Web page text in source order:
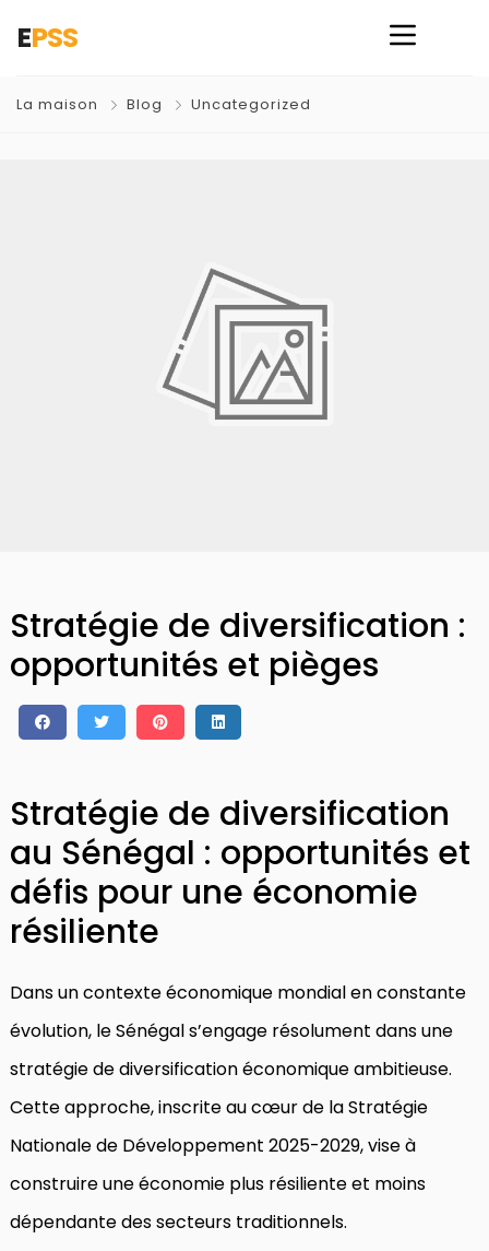
EPSS
La maison Blog Uncategorized
Stratégie de diversification :
opportunités et pièges
Stratégie de diversification
au Sénégal : opportunités et
défis pour une économie
résiliente
Dans un contexte économique mondial en constante
évolution, le Sénégal s’engage résolument dans une
stratégie de diversification économique ambitieuse.
Cette approche, inscrite au cœur de la Stratégie
Nationale de Développement 2025-2029, vise à
construire une économie plus résiliente et moins
dépendante des secteurs traditionnels.